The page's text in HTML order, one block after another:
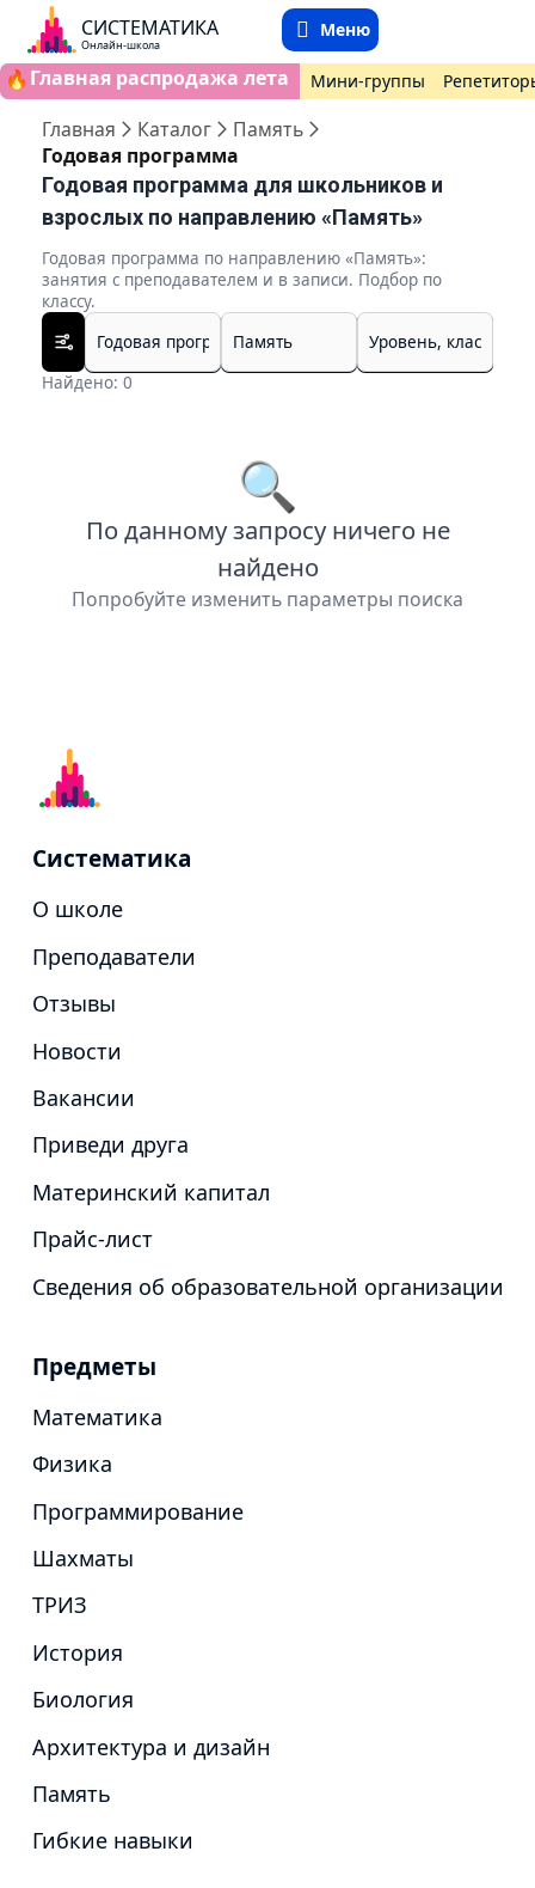
СИСТЕМАТИКА
Онлайн-школа
Меню
🔥 Главная распродажа лета Мини-группы
Главная Каталог
Память
Годовая программа
Годовая программа для школьников и
взрослых по направлению «Память»
Годовая программа по направлению «Память»:
занятия с преподавателем и в записи. Подбор по
классу.
Найдено: 0
🔍
По данному запросу ничего не
найдено
Попробуйте изменить параметры поиска
Систематика
О школе
Преподаватели
Отзывы
Новости
Вакансии
Приведи друга
Материнский капитал
Прайс-лист
Сведения об образовательной организации
Предметы
Математика
Физика
Программирование
Шахматы
ТРИЗ
История
Биология
Архитектура и дизайн
Память
Гибкие навыки